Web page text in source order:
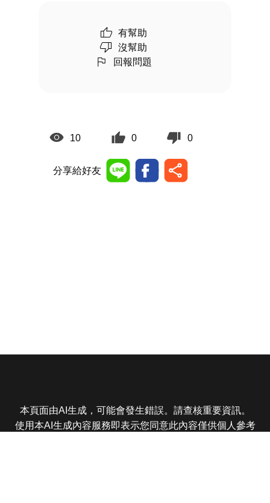
有幫助
沒幫助
回報問題
10 0 0
分享給好友
本頁面由AI生成，可能會發生錯誤。請查核重要資訊。
使用本AI生成內容服務即表示您同意此內容僅供個人參考